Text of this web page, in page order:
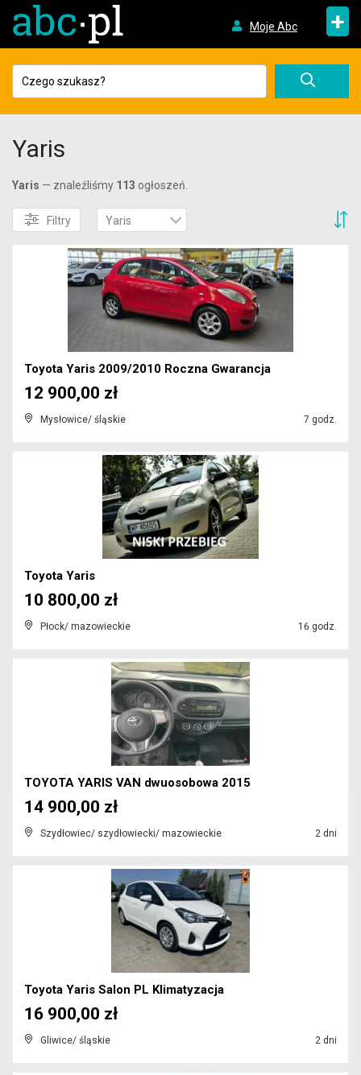
Moje Abc +
Yaris
Yaris — znaleźliśmy 113 ogłoszeń.
Filtry Yaris
Toyota Yaris 2009/2010 Roczna Gwarancja
Mysłowice/ śląskie 7 godz.
12 900,00 zł
Toyota Yaris
Płock/ mazowieckie 16 godz.
10 800,00 zł
TOYOTA YARIS VAN dwuosobowa 2015
Szydłowiec/ szydłowiecki/ mazowieckie 2 dni
14 900,00 zł
Toyota Yaris Salon PL Klimatyzacja
Gliwice/ śląskie 2 dni
16 900,00 zł